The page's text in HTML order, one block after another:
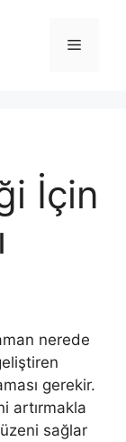
Menü
İçin
nerede
gerekir.
artırmakla
sağlar